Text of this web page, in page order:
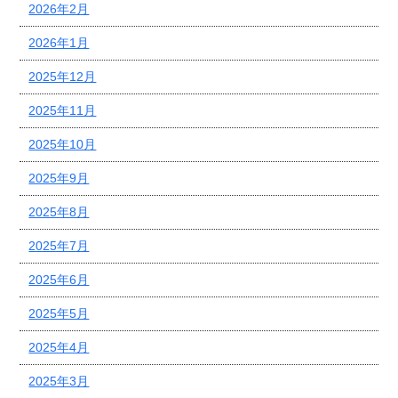
2026年2月
2026年1月
2025年12月
2025年11月
2025年10月
2025年9月
2025年8月
2025年7月
2025年6月
2025年5月
2025年4月
2025年3月